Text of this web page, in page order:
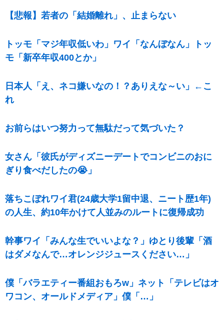
【悲報】若者の「結婚離れ」、止まらない
トッモ「マジ年収低いわ」ワイ「なんぼなん」トッ
モ「新卒年収400とか」
日本人「え、ネコ嫌いなの！？ありえな～い」←こ
れ
お前らはいつ努力って無駄だって気づいた？
女さん「彼氏がディズニーデートでコンビニのおに
ぎり食べだしたの😭」
落ちこぼれワイ君(24歳大学1留中退、ニート歴1年)
の人生、約10年かけて人並みのルートに復帰成功
幹事ワイ「みんな生でいいよな？」ゆとり後輩「酒
はダメなんで…オレンジジュースください…」
僕「バラエティー番組おもろw」ネット「テレビはオ
ワコン、オールドメディア」僕「…」